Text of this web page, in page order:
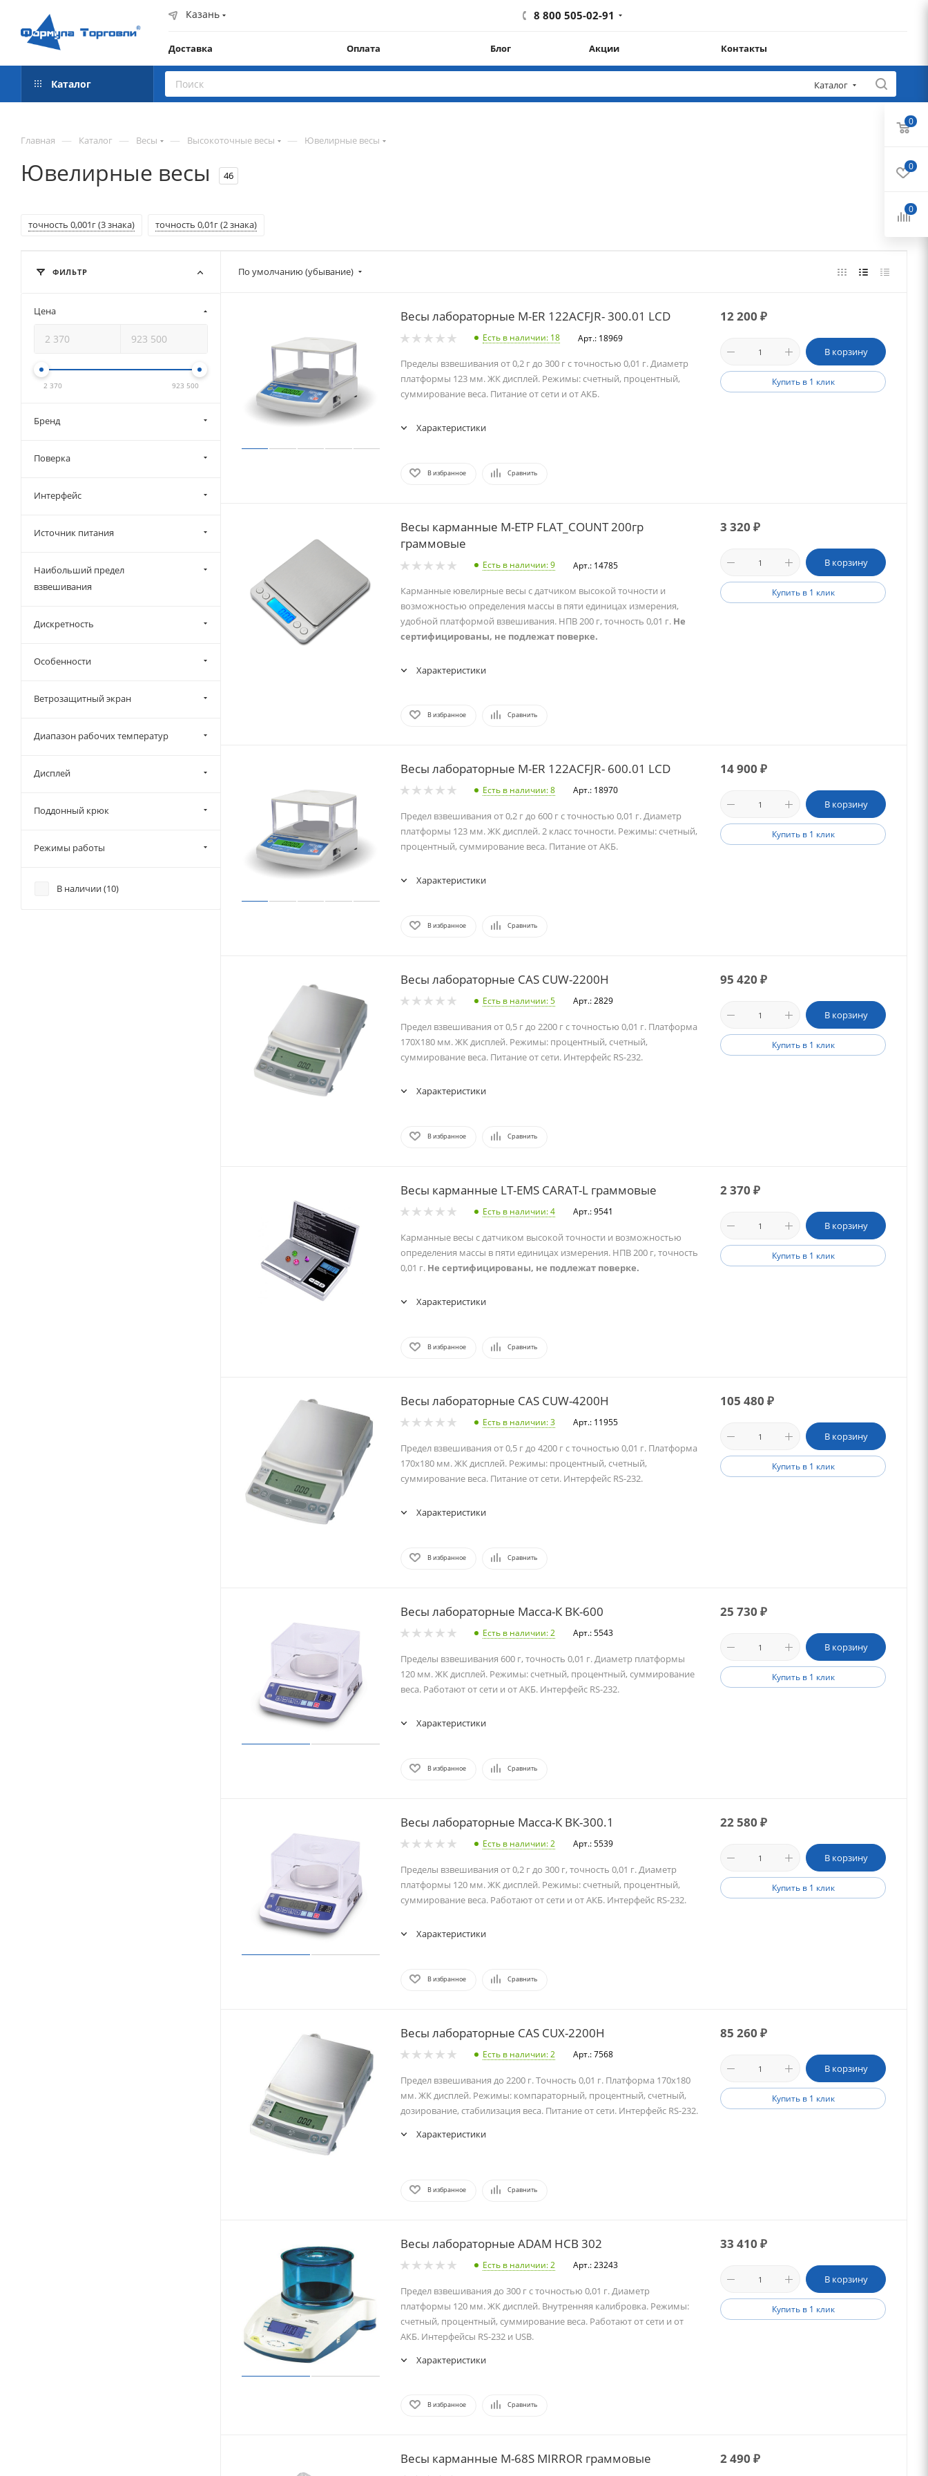
Казань 8 800 505-02-91
Доставка Оплата Блог Акции Контакты
Каталог Каталог
Главная — Каталог — Весы — Высокоточные весы — Ювелирные весы
Ювелирные весы 46
точность 0,001г (3 знака) точность 0,01г (2 знака)
По умолчанию (убывание)
Весы лабораторные M-ER 122ACFJR- 300.01 LCD
Есть в наличии: 18 Арт.: 18969
Пределы взвешивания от 0,2 г до 300 г с точностью 0,01 г. Диаметр
платформы 123 мм. ЖК дисплей. Режимы: счетный, процентный,
суммирование веса. Питание от сети и от АКБ.
Характеристики
В избранное Сравнить
12 200 ₽
В корзину
Купить в 1 клик
Весы карманные M-ETP FLAT_COUNT 200гр
граммовые
Есть в наличии: 9 Арт.: 14785
Карманные ювелирные весы с датчиком высокой точности и
возможностью определения массы в пяти единицах измерения,
удобной платформой взвешивания. НПВ 200 г, точность 0,01 г. Не
сертифицированы, не подлежат поверке.
Характеристики
В избранное Сравнить
3 320 ₽
В корзину
Купить в 1 клик
Весы лабораторные M-ER 122ACFJR- 600.01 LCD
Есть в наличии: 8 Арт.: 18970
Предел взвешивания от 0,2 г до 600 г с точностью 0,01 г. Диаметр
платформы 123 мм. ЖК дисплей. 2 класс точности. Режимы: счетный,
процентный, суммирование веса. Питание от АКБ.
Характеристики
В избранное Сравнить
14 900 ₽
В корзину
Купить в 1 клик
Весы лабораторные CAS CUW-2200H
Есть в наличии: 5 Арт.: 2829
Предел взвешивания от 0,5 г до 2200 г с точностью 0,01 г. Платформа
170Х180 мм. ЖК дисплей. Режимы: процентный, счетный,
суммирование веса. Питание от сети. Интерфейс RS-232.
Характеристики
В избранное Сравнить
95 420 ₽
В корзину
Купить в 1 клик
Весы карманные LT-EMS CARAT-L граммовые
Есть в наличии: 4 Арт.: 9541
Карманные весы с датчиком высокой точности и возможностью
определения массы в пяти единицах измерения. НПВ 200 г, точность
0,01 г. Не сертифицированы, не подлежат поверке.
Характеристики
В избранное Сравнить
2 370 ₽
В корзину
Купить в 1 клик
Весы лабораторные CAS CUW-4200H
Есть в наличии: 3 Арт.: 11955
Предел взвешивания от 0,5 г до 4200 г с точностью 0,01 г. Платформа
170х180 мм. ЖК дисплей. Режимы: процентный, счетный,
суммирование веса. Питание от сети. Интерфейс RS-232.
Характеристики
В избранное Сравнить
105 480 ₽
В корзину
Купить в 1 клик
Весы лабораторные Масса-К ВК-600
Есть в наличии: 2 Арт.: 5543
Пределы взвешивания 600 г, точность 0,01 г. Диаметр платформы
120 мм. ЖК дисплей. Режимы: счетный, процентный, суммирование
веса. Работают от сети и от АКБ. Интерфейс RS-232.
Характеристики
В избранное Сравнить
25 730 ₽
В корзину
Купить в 1 клик
Весы лабораторные Масса-К ВК-300.1
Есть в наличии: 2 Арт.: 5539
Пределы взвешивания от 0,2 г до 300 г, точность 0,01 г. Диаметр
платформы 120 мм. ЖК дисплей. Режимы: счетный, процентный,
суммирование веса. Работают от сети и от АКБ. Интерфейс RS-232.
Характеристики
В избранное Сравнить
22 580 ₽
В корзину
Купить в 1 клик
Весы лабораторные CAS CUX-2200H
Есть в наличии: 2 Арт.: 7568
Предел взвешивания до 2200 г. Точность 0,01 г. Платформа 170x180
мм. ЖК дисплей. Режимы: компараторный, процентный, счетный,
дозирование, стабилизация веса. Питание от сети. Интерфейс RS-232.
Характеристики
В избранное Сравнить
85 260 ₽
В корзину
Купить в 1 клик
Весы лабораторные ADAM HCB 302
Есть в наличии: 2 Арт.: 23243
Предел взвешивания до 300 г с точностью 0,01 г. Диаметр
платформы 120 мм. ЖК дисплей. Внутренняя калибровка. Режимы:
счетный, процентный, суммирование веса. Работают от сети и от
АКБ. Интерфейсы RS-232 и USB.
Характеристики
В избранное Сравнить
33 410 ₽
В корзину
Купить в 1 клик
Весы карманные M-68S MIRROR граммовые 2 490 ₽
ФИЛЬТР
Цена
2 370 923 500
Бренд
Поверка
Интерфейс
Источник питания
Наибольший предел
взвешивания
Дискретность
Особенности
Ветрозащитный экран
Диапазон рабочих температур
Дисплей
Поддонный крюк
Режимы работы
В наличии (10)
0
0
0